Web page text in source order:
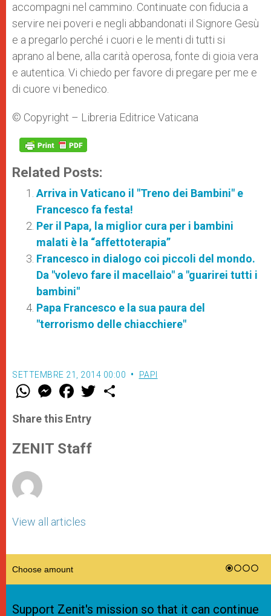
accompagni nel cammino. Continuate con fiducia a
servire nei poveri e negli abbandonati il Signore Gesù
e a pregarlo perché i cuori e le menti di tutti si
aprano al bene, alla carità operosa, fonte di gioia vera
e autentica. Vi chiedo per favore di pregare per me e
di cuore vi benedico.
© Copyright – Libreria Editrice Vaticana
Related Posts:
Arriva in Vaticano il "Treno dei Bambini" e
Francesco fa festa!
Per il Papa, la miglior cura per i bambini
malati è la “affettoterapia”
Francesco in dialogo coi piccoli del mondo.
Da "volevo fare il macellaio" a "guarirei tutti i
bambini"
Papa Francesco e la sua paura del
"terrorismo delle chiacchiere"
SETTEMBRE 21, 2014 00:00 PAPI
W
t
s
p
p
M
e
s
e
g
e
F
a
e
b
o
k
w
Share this Entry
ZENIT Staff
View all articles